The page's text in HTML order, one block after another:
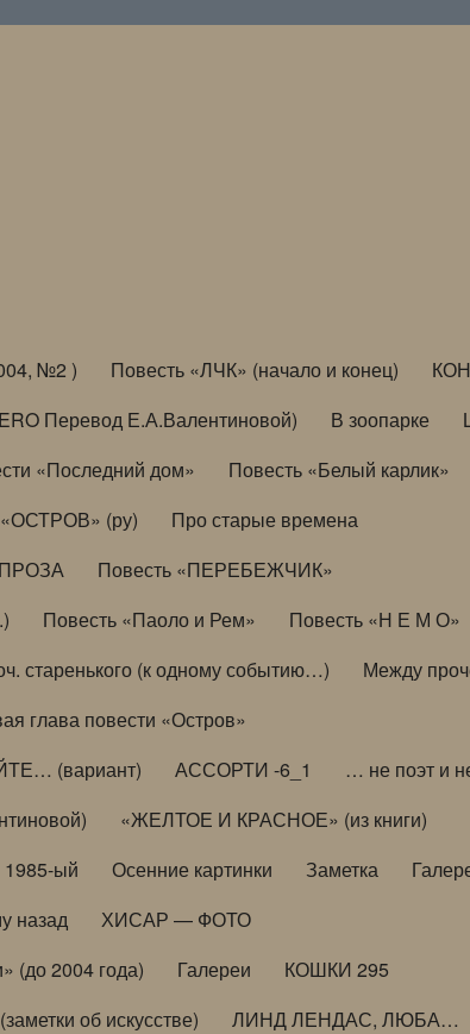
№2 ) Повесть «ЛЧК» (начало и конец)
Перевод Е.А.Валентиновой) В зоопарке
«Последний дом»
Повесть «Белый карлик»
(ру)
Про старые времена
ПРОЗА
Повесть «ПЕРЕБЕЖЧИК»
Повесть «Паоло и Рем»
Повесть «Н Е М О»
старенького (к одному событию…)
Между
глава повести «Остров»
(вариант) АССОРТИ -6_1
… не поэт и
«ЖЕЛТОЕ И КРАСНОЕ» (из книги)
1985-ый Осенние картинки Заметка
назад
ХИСАР — ФОТО
(до 2004 года) Галереи
КОШКИ 295
об искусстве)
ЛИНД ЛЕНДАС, ЛЮБА…